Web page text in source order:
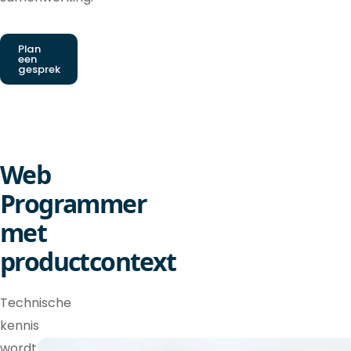
Plan
een
gesprek
Web
Programmer
met
productcontext
Technische
kennis